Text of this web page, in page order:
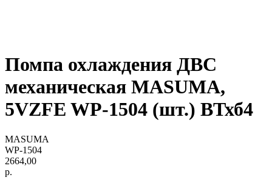
Помпа охлаждения ДВС
механическая MASUMA,
5VZFE WP-1504 (шт.) ВТхб4
MASUMA
WP-1504
2664,00
р.